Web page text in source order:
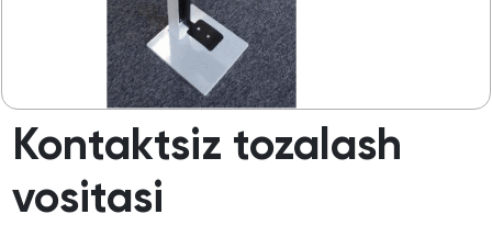
Kontaktsiz tozalash
vositasi